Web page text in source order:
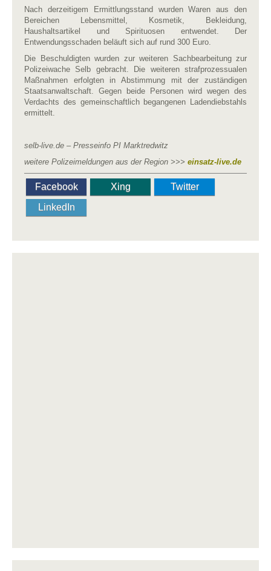
Nach derzeitigem Ermittlungsstand wurden Waren aus den
Bereichen Lebensmittel, Kosmetik, Bekleidung,
Haushaltsartikel und Spirituosen entwendet. Der
Entwendungsschaden beläuft sich auf rund 300 Euro.
Die Beschuldigten wurden zur weiteren Sachbearbeitung zur
Polizeiwache Selb gebracht. Die weiteren strafprozessualen
Maßnahmen erfolgten in Abstimmung mit der zuständigen
Staatsanwaltschaft. Gegen beide Personen wird wegen des
Verdachts des gemeinschaftlich begangenen Ladendiebstahls
ermittelt.
selb-live.de – Presseinfo PI Marktredwitz
weitere Polizeimeldungen aus der Region >>> einsatz-live.de
Facebook Xing
Twitter
LinkedIn